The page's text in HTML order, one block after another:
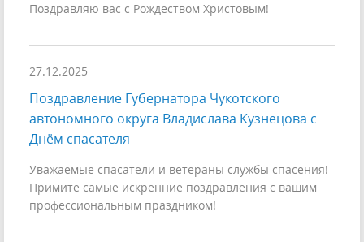
Поздравляю вас с Рождеством Христовым!
27.12.2025
Поздравление Губернатора Чукотского
автономного округа Владислава Кузнецова с
Днём спасателя
Уважаемые спасатели и ветераны службы спасения!
Примите самые искренние поздравления с вашим
профессиональным праздником!